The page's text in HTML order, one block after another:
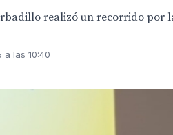
realizó un recorrido por
las 10:40